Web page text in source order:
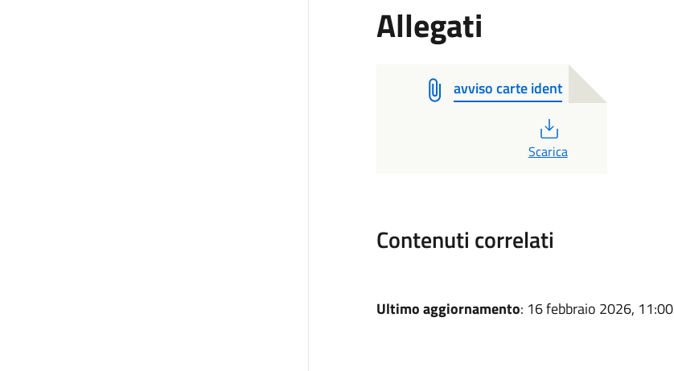
Allegati
avviso carte ident
Scarica
Contenuti correlati
Ultimo aggiornamento: 16 febbraio 2026, 11:00